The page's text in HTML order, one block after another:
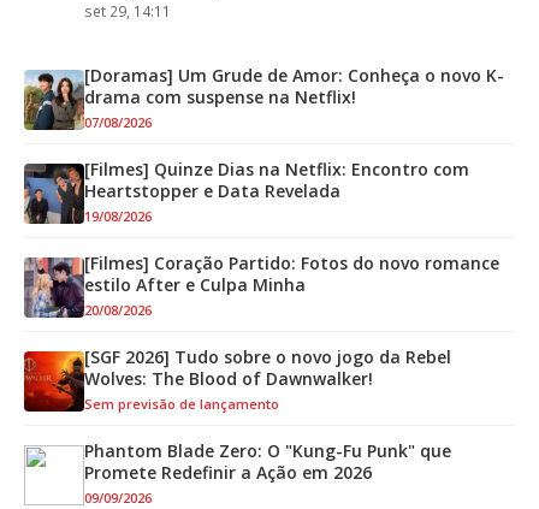
set 29, 14:11
[Doramas] Um Grude de Amor: Conheça o novo K-
drama com suspense na Netflix!
07/08/2026
[Filmes] Quinze Dias na Netflix: Encontro com
Heartstopper e Data Revelada
19/08/2026
[Filmes] Coração Partido: Fotos do novo romance
estilo After e Culpa Minha
20/08/2026
[SGF 2026] Tudo sobre o novo jogo da Rebel
Wolves: The Blood of Dawnwalker!
Sem previsão de lançamento
Phantom Blade Zero: O "Kung-Fu Punk" que
Promete Redefinir a Ação em 2026
09/09/2026